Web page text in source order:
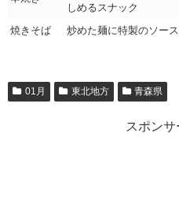
しめるスナック
焼きそば
炒めた麺に特製のソー
01月 東北地方 青森県
スポンサ